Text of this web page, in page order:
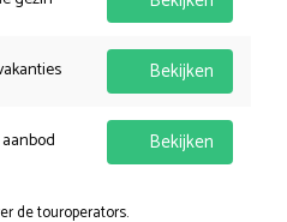
Bekijken
Bekijken
de touroperators.